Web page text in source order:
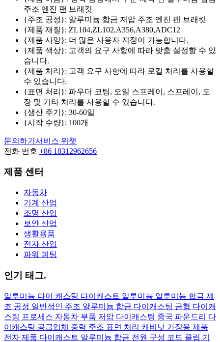
주조 엔진 팬 브래킷
{주조 공정}: 알루미늄 합금 저압 주조 엔진 팬 브래킷
{제품 재질}: ZL104,ZL102,A356,A380,ADC12
{제품 사양}: 더 많은 사용자 지정이 가능합니다.
{제품 색상}: 고객의 요구 사항에 따라 맞춤 설정할 수 있
습니다.
{제품 처리}: 고객 요구 사항에 따라 로컬 처리를 사용할
수 있습니다.
{표면 처리}: 파우더 코팅, 오일 스프레이, 스프레이, 도
장 및 기타 처리를 사용할 수 있습니다.
{생산 주기}: 30-60일
{시작 수량}: 100개
문의하기 서비스 위챗
전화 번호 +86 18312962656
제품 센터
자동차
기계 산업
조명 산업
보안 산업
생활용품
전자 산업
파워 피팅
인기 태그.
알루미늄 다이 캐스팅 다이캐스트 알루미늄 알루미늄 합금 제
조 공정 일반적인 주조 알루미늄 합금 다이캐스팅 금형 다이캐
스팅 프로세스 자동차 부품 저압 다이캐스팅 중국 파운드리 다
이캐스팅 공급업체 중력 주조 표면 처리 캐비닛 가정용 제품
전자 제품 다이캐스트 알루미늄 합금 전원 구성 코드 클립 기